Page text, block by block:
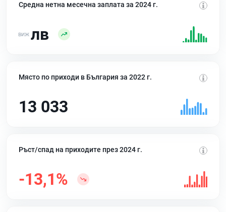
Средна нетна месечна заплата за 2024 г.
лв
Място по приходи в България за 2022 г.
13 033
Ръст/спад на приходите през 2024 г.
-13,1%